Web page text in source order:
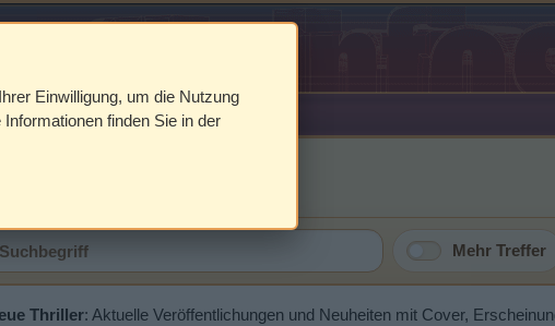
Mehr Treffer
Thriller: Aktuelle Veröffentlichungen und Neuheiten mit Cover,
Einwilligung, um die Nutzung
finden Sie in der